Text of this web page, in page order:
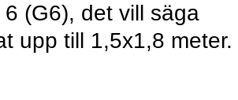
(G6), det vill säga
upp till 1,5x1,8 meter.